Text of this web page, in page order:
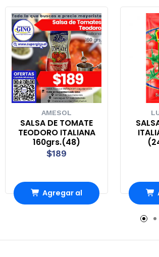
AMESOL
SALSA DE TOMATE
TEODORO ITALIANA
160grs.(48)
$189
Agregar al